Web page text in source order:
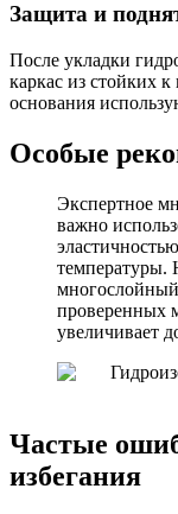
Защита и
После укладки
каркас из стойких
основания
Особые
Экспертное
важно
температуры.
проверенных
увеличивает
Частые
избегания